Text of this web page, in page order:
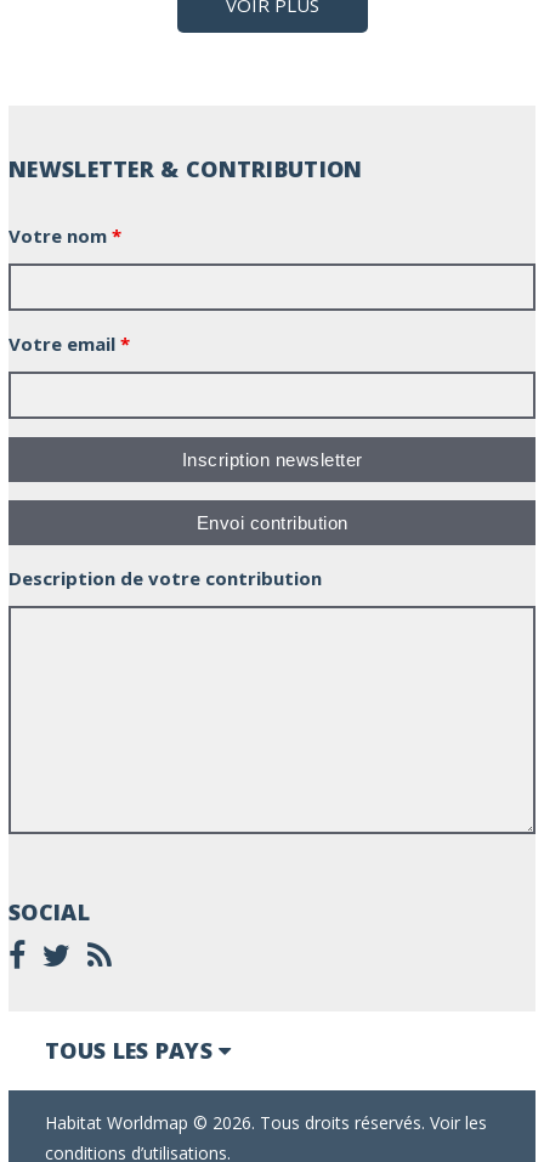
VOIR PLUS
NEWSLETTER & CONTRIBUTION
Votre nom *
Votre email *
Description de votre contribution
SOCIAL
TOUS LES PAYS
Habitat Worldmap © 2026. Tous droits réservés. Voir les
conditions d’utilisations.